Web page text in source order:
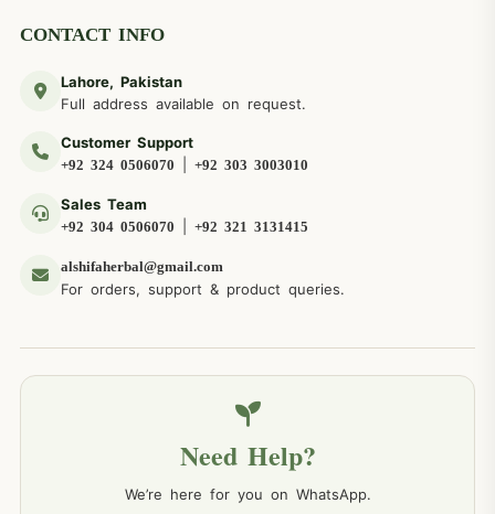
CONTACT INFO
Lahore, Pakistan
Full address available on request.
Customer Support
+92 324 0506070 +92 303 3003010
Sales Team
+92 304 0506070 +92 321 3131415
alshifaherbal@gmail.com
For orders, support & product queries.
Need Help?
We’re here for you on WhatsApp.